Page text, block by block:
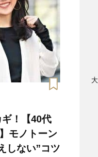
！【40代
モノトーン
しない”コツ